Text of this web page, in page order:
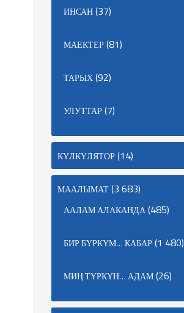
ИНСАН(37)
МАЕКТЕР(81)
ТАРЫХ(92)
УЛУТТАР(7)
КҮЛКҮЛЯТОР(14)
МААЛЫМАТ(3 683)
ААЛАМ АЛАКАНДА(485)
БИР БҮРКҮМ… КАБАР(1 480)
МИҢ ТҮРКҮН… АДАМ(26)